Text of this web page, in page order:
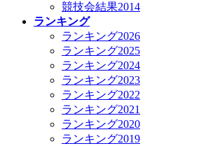
競技会結果2014
ランキング
ランキング2026
ランキング2025
ランキング2024
ランキング2023
ランキング2022
ランキング2021
ランキング2020
ランキング2019